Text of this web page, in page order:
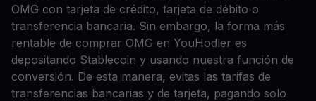
OMG con tarjeta de crédito, tarjeta de débito o
transferencia bancaria. Sin embargo, la forma más
rentable de comprar OMG en YouHodler es
depositando Stablecoin y usando nuestra función de
conversión. De esta manera, evitas las tarifas de
transferencias bancarias y de tarjeta, pagando solo